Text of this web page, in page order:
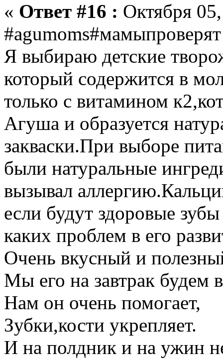
« Ответ #16 : Октября
#agumoms#мамыпроверят
Я выбираю детские
который содержится в
только с витамином
Агуша и образуется
закваски.При выборе
были натуральные
вызывал
если будут здоровые
каких проблем в его
Очень вкусный и
Мы его на завтрак будем
Нам он очень помогает,
Зубки,кости укрепляет.
И на полдник и на ужин